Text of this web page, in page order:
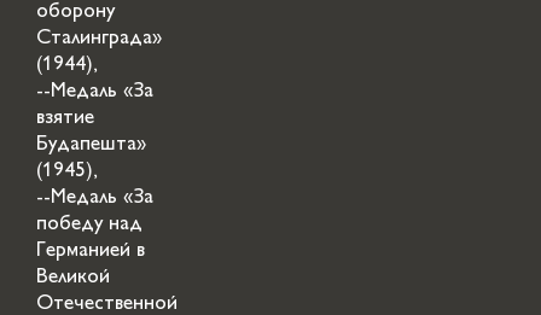
оборону
Сталинграда»
(1944),
--Медаль «За
взятие
Будапешта»
(1945),
--Медаль «За
победу над
Германией в
Великой
Отечественной